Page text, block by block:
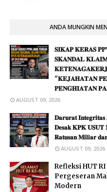
ANDA MUNGKIN
𝐒𝐈𝐊𝐀𝐏 𝐊𝐄𝐑𝐀𝐒
𝐒𝐊𝐀𝐍𝐃𝐀𝐋 𝐊𝐋𝐀𝐈𝐌
"𝐊𝐄𝐉𝐀𝐇𝐀𝐓𝐀𝐍
𝐏𝐄𝐍𝐆𝐇𝐈𝐀𝐓𝐀𝐍
AUGUST 09, 2026
𝐃𝐚𝐫𝐮𝐫𝐚𝐭
𝐃𝐞𝐬𝐚𝐤 𝐊𝐏𝐊 𝐔𝐒𝐔𝐓
𝐑𝐚𝐭𝐮𝐬𝐚𝐧 𝐌𝐢𝐥𝐢𝐚𝐫
AUGUST 09, 2026
Refleksi HUT
Pergeseran
Modern